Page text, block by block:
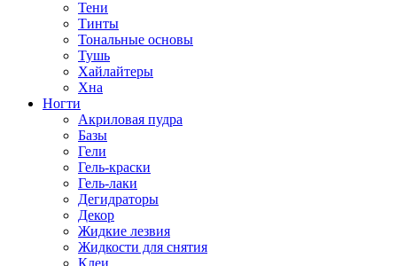
Тени
Тинты
Тональные основы
Тушь
Хайлайтеры
Хна
Ногти
Акриловая пудра
Базы
Гели
Гель-краски
Гель-лаки
Дегидраторы
Декор
Жидкие лезвия
Жидкости для снятия
Клеи